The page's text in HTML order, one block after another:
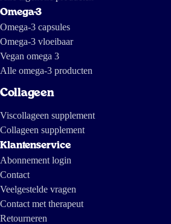
Omega-3
Omega-3 capsules
Omega-3 vloeibaar
Vegan omega 3
Alle omega-3 producten
Collageen
Viscollageen supplement
Collageen supplement
Klantenservice
Abonnement login
Contact
Veelgestelde vragen
Contact met therapeut
Retourneren